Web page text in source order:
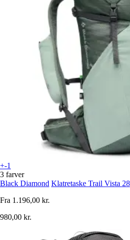
+-1
3 farver
Black Diamond Klatretaske Trail Vista 28
Fra 1.196,00 kr.
980,00 kr.